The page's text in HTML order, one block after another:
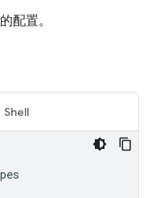
配置。
Shell